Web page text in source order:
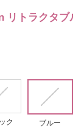
リトラクタ
ク ブルー